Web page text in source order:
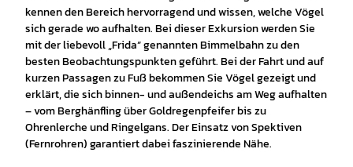
kennen den Bereich hervorragend und wissen, welche Vögel
sich gerade wo aufhalten. Bei dieser Exkursion werden Sie
mit der liebevoll „Frida“ genannten Bimmelbahn zu den
besten Beobachtungspunkten geführt. Bei der Fahrt und auf
kurzen Passagen zu Fuß bekommen Sie Vögel gezeigt und
erklärt, die sich binnen- und außendeichs am Weg aufhalten
– vom Berghänfling über Goldregenpfeifer bis zu
Ohrenlerche und Ringelgans. Der Einsatz von Spektiven
(Fernrohren) garantiert dabei faszinierende Nähe.